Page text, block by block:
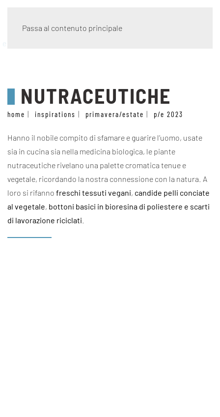
Passa al contenuto principale
eco wave
NUTRACEUTICHE
home inspirations primavera/estate p/e 2023
Hanno il nobile compito di sfamare e guarire l’uomo, usate
sia in cucina sia nella medicina biologica, le piante
nutraceutiche rivelano una palette cromatica tenue e
vegetale, ricordando la nostra connessione con la natura. A
loro si rifanno freschi tessuti vegani, candide pelli conciate
al vegetale, bottoni basici in bioresina di poliestere e scarti
di lavorazione riciclati